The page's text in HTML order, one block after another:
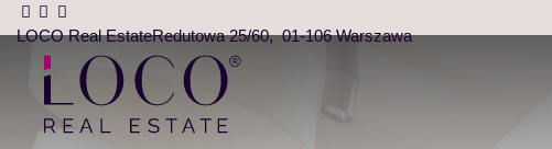
LOCO Real EstateRedutowa 25/60 01-106 Warszawa